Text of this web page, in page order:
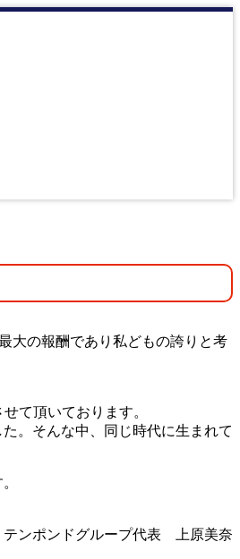
大の報酬であり私どもの誇りと考
て頂いております。
。そんな中、同じ時代に生まれて
テンポンドグループ代表 上原美奈